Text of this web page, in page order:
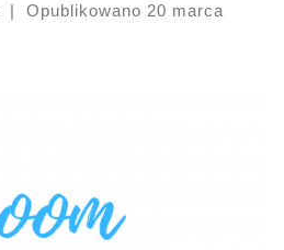
| Opublikowano 20 marca